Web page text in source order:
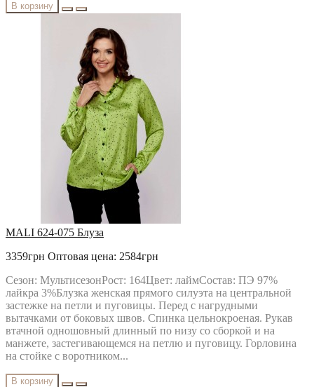
В корзину
MALI 624-075 Блуза
3359грн Оптовая цена: 2584грн
Сезон: МультисезонРост: 164Цвет: лаймСостав: ПЭ 97%
лайкра 3%Блузка женская прямого силуэта на центральной
застежке на петли и пуговицы. Перед с нагрудными
вытачками от боковых швов. Спинка цельнокроеная. Рукав
втачной одношовный длинный по низу со сборкой и на
манжете, застегивающемся на петлю и пуговицу. Горловина
на стойке с воротником...
В корзину